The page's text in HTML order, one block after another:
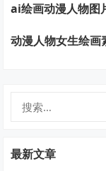
ai绘画动漫人物图
动漫人物女生绘画
最新文章